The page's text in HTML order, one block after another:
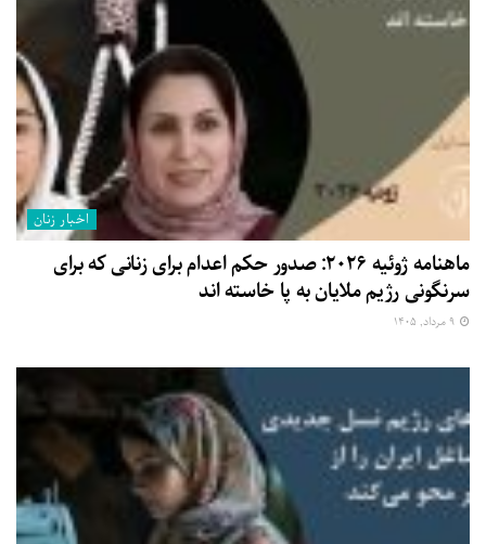
اخبار زنان
ماهنامه ژوئیه ۲۰۲۶: صدور حکم اعدام برای زنانی که برای
سرنگونی رژیم ملایان به پا خاسته اند